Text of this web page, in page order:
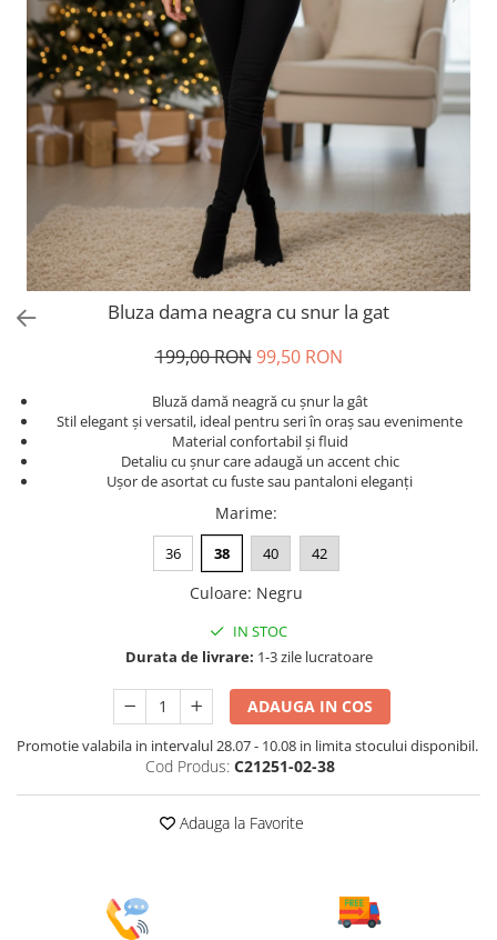
Tricouri si topuri
Rochii de eveniment
Bluza dama neagra cu snur la gat
199,00 RON 99,50 RON
Bluză damă neagră cu șnur la gât
Stil elegant și versatil, ideal pentru seri în oraș sau evenimente
Material confortabil și fluid
Detaliu cu șnur care adaugă un accent chic
Ușor de asortat cu fuste sau pantaloni eleganți
Marime:
36 38 40 42
Culoare: Negru
IN STOC
Durata de livrare: 1-3 zile lucratoare
ADAUGA IN COS
Promotie valabila in intervalul 28.07 - 10.08 in limita stocului disponibil.
Cod Produs: C21251-02-38
Adauga la Favorite